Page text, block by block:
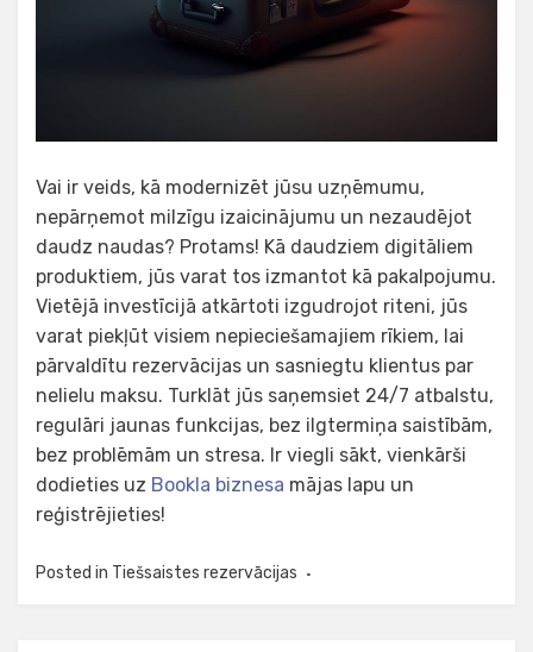
Vai ir veids, kā modernizēt jūsu uzņēmumu,
nepārņemot milzīgu izaicinājumu un nezaudējot
daudz naudas? Protams! Kā daudziem digitāliem
produktiem, jūs varat tos izmantot kā pakalpojumu.
Vietējā investīcijā atkārtoti izgudrojot riteni, jūs
varat piekļūt visiem nepieciešamajiem rīkiem, lai
pārvaldītu rezervācijas un sasniegtu klientus par
nelielu maksu. Turklāt jūs saņemsiet 24/7 atbalstu,
regulāri jaunas funkcijas, bez ilgtermiņa saistībām,
bez problēmām un stresa. Ir viegli sākt, vienkārši
dodieties uz Bookla biznesa mājas lapu un
reģistrējieties!
Posted in Tiešsaistes rezervācijas